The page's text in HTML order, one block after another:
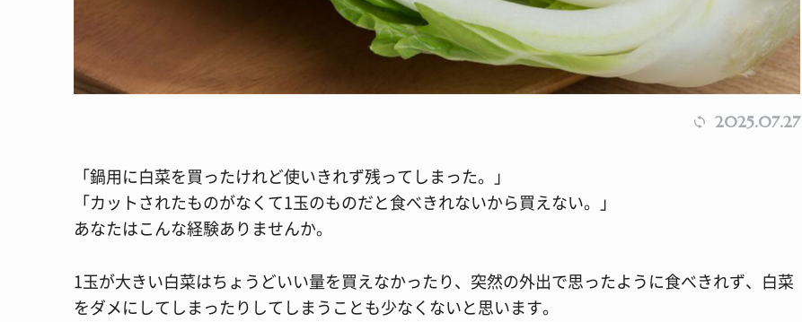
2025.07.27
「鍋用に白菜を買ったけれど使いきれず残ってしまった。」
「カットされたものがなくて1玉のものだと食べきれないから買えない。」
あなたはこんな経験ありませんか。
1玉が大きい白菜はちょうどいい量を買えなかったり、突然の外出で思ったように食べきれず、白菜
をダメにしてしまったりしてしまうことも少なくないと思います。